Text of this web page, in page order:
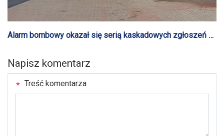
Alarm bombowy okazał się serią kaskadowych zgłoszeń w
Napisz komentarz
Treść komentarza